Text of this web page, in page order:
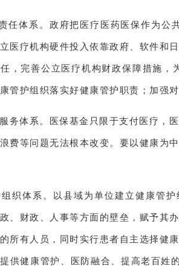
任体系。政府把医疗医药医保作为公
医疗机构硬件投入依靠政府、软件和
，完善公立医疗机构财政保障措施
管护组织落实好健康管护职责；加强
务体系。医保基金只限于支付医疗，
费等问题无法根本改变。要以健康为
织体系。以县域为单位建立健康管
、财政、人事等方面的壁垒，赋予其
所有人员，同时实行患者自主选择健
供健康管护、医防融合、提高老百姓